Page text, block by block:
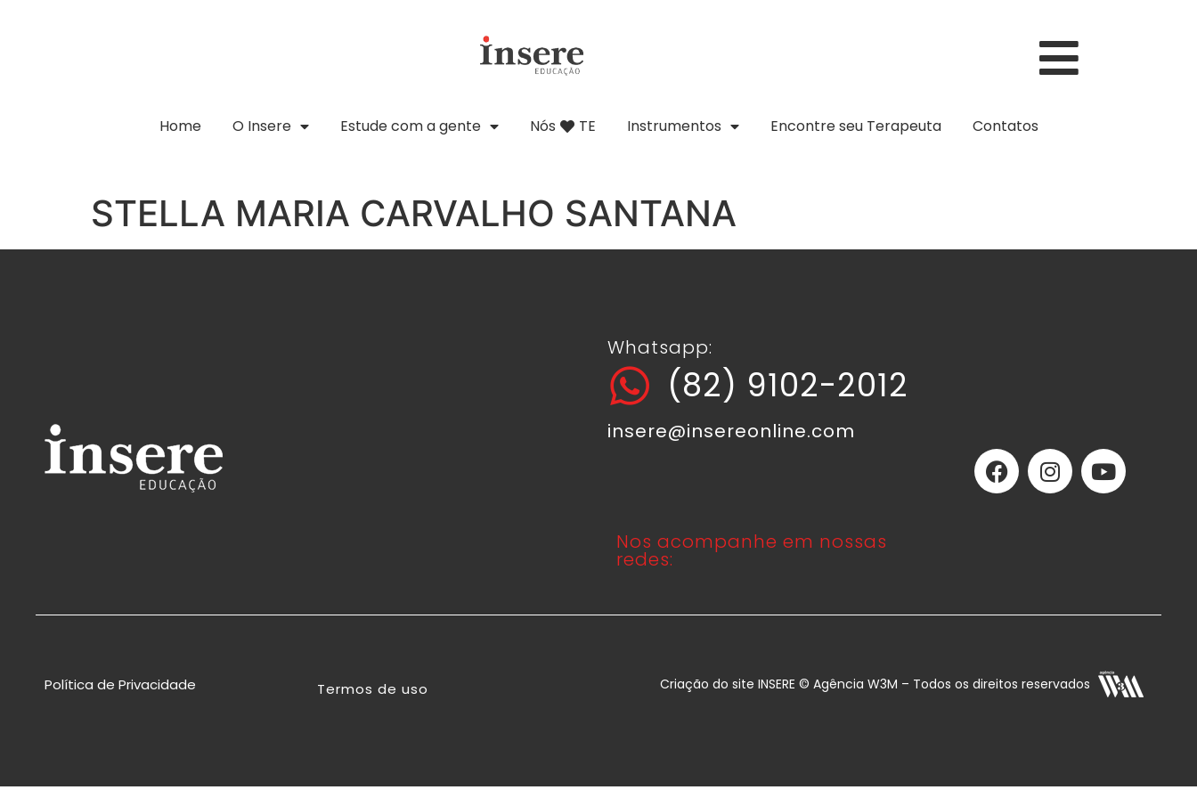
Home O Insere Estude com a gente Nós TE Instrumentos Encontre seu Terapeuta Contatos
STELLA MARIA CARVALHO SANTANA
Whatsapp:
(82) 9102-2012
insere@insereonline.com
Nos acompanhe em nossas
redes:
Política de Privacidade Termos de uso Criação do site INSERE © Agência W3M – Todos os direitos reservados